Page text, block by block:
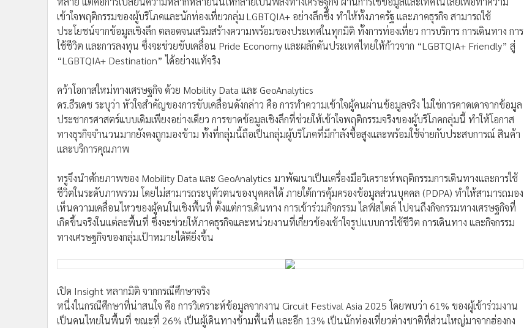
เข้าใจพฤติกรรมของผู้บริโภคและนักท่องเที่ยวกลุ่ม LGBTQIA+ อย่างลึกซึ้ง ทำให้ทั้งภาครัฐ และภาคธุรกิจ สามารถใช้
ประโยชน์จากข้อมูลเชิงลึก ตลอดจนเสริมสร้างความพร้อมของประเทศในทุกมิติ ทั้งการท่องเที่ยว การบริการ การเดินทาง การ
ใช้ชีวิต และการลงทุน ซึ่งจะช่วยขับเคลื่อน Pride Economy และผลักดันประเทศไทยให้ก้าวจาก “LGBTQIA+ Friendly” สู่
“LGBTQIA+ Destination” ได้อย่างแท้จริง
คว้าโอกาสใหม่ทางเศรษฐกิจ ด้วย Mobility Data และ GeoAnalytics
ดร.ธีรเดช ระบุว่า หัวใจสำคัญของการขับเคลื่อนดังกล่าว คือ การทำความเข้าใจผู้คนผ่านข้อมูลจริง ไม่ใช่การคาดเดาจากข้อมูล
ประชากรศาสตร์แบบเดิมเพียงอย่างเดียว การขาดข้อมูลเชิงลึกที่ช่วยให้เข้าใจพฤติกรรมจริงของผู้บริโภคกลุ่มนี้ ทำให้โอกาส
ทางธุรกิจจำนวนมากยังคงถูกมองข้าม ทั้งที่กลุ่มนี้ถือเป็นกลุ่มผู้บริโภคที่มีกำลังซื้อสูงและพร้อมใช้จ่ายกับประสบการณ์ สินค้า
และบริการคุณภาพ
ทรูจึงนำศักยภาพของ Mobility Data และ GeoAnalytics มาพัฒนาเป็นเครื่องมือวิเคราะห์พฤติกรรมการเดินทางและการใช้
ชีวิตในระดับภาพรวม โดยไม่สามารถระบุตัวตนของบุคคลได้ ภายใต้การคุ้มครองข้อมูลส่วนบุคคล (PDPA) ทำให้สามารถมอง
เห็นความเคลื่อนไหวของผู้คนในเชิงพื้นที่ ตั้งแต่การเดินทาง การเข้าร่วมกิจกรรม ไลฟ์สไตล์ ไปจนถึงกิจกรรมทางเศรษฐกิจที่
เกิดขึ้นจริงในแต่ละพื้นที่ ซึ่งจะช่วยให้ภาคธุรกิจและหน่วยงานที่เกี่ยวข้องเข้าใจรูปแบบการใช้ชีวิต การเดินทาง และกิจกรรม
ทางเศรษฐกิจของกลุ่มเป้าหมายได้ดียิ่งขึ้น
เปิด Insight หลากมิติ จากกรณีศึกษาจริง
หนึ่งในกรณีศึกษาที่น่าสนใจ คือ การวิเคราะห์ข้อมูลจากงาน Circuit Festival Asia 2025 โดยพบว่า 61% ของผู้เข้าร่วมงาน
เป็นคนไทยในพื้นที่ ขณะที่ 26% เป็นผู้เดินทางข้ามพื้นที่ และอีก 13% เป็นนักท่องเที่ยวต่างชาติที่ส่วนใหญ่มาจากฮ่องกง